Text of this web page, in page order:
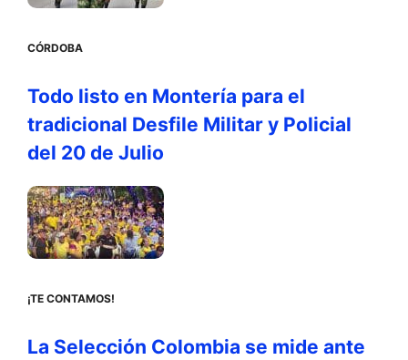
CÓRDOBA
Todo listo en Montería para el
tradicional Desfile Militar y Policial
del 20 de Julio
¡TE CONTAMOS!
La Selección Colombia se mide ante